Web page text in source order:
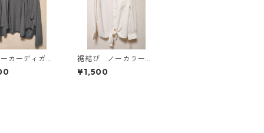
ーカーディガ
グレー K
裾結び ノーカラーブ
ラウス ３Ｌ アイボ
リー KAE-4813
¥1,500